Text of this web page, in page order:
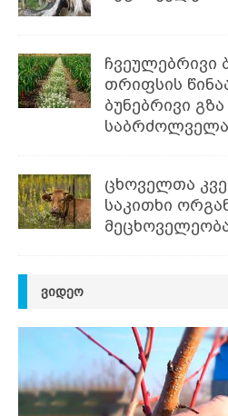
ჩვეულებრივი
თრიფსის
ბუნებრივი
ცხოველთა
საკითხი
ᲕᲘᲓᲔᲝ